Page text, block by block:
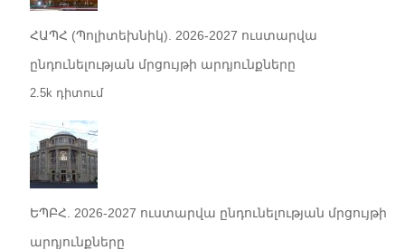
ՀԱՊՀ (Պոլիտեխնիկ). 2026-2027 ուստարվա
ընդունելության մրցույթի արդյունքները
2.5k դիտում
ԵՊԲՀ. 2026-2027 ուստարվա ընդունելության մրցույթի
արդյունքները